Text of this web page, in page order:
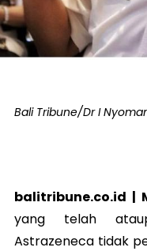
Bali Tribune/Dr I
balitribune.co.id |
yang telah
Astrazeneca tidak